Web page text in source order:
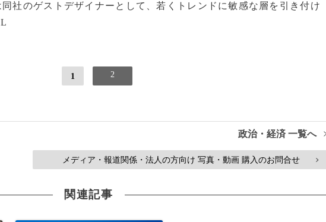
社のゲストデザイナーとして、若くトレンドに敏感な層を引き付け
1 2
政治・経済 一覧へ
メディア・報道関係・法人の方向け 写真・動画 購入のお問合せ >
関連記事